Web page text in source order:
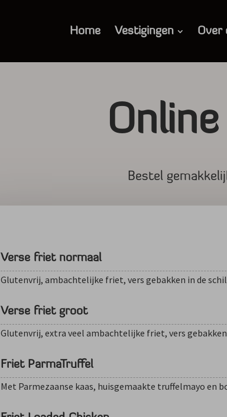
Home Vestigingen Over
Bestel
Verse friet normaal
Glutenvrij, ambachtelijke friet, vers gebakken in de schil
Verse friet groot
Glutenvrij, extra veel ambachtelijke friet, vers
Friet ParmaTruffel
Met Parmezaanse kaas, huisgemaakte truffelmayo en